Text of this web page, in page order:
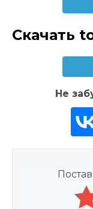
Скачать
Не